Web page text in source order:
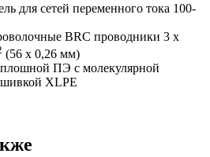
для сетей переменного тока 100-
BRC проводники 3 х
(56 х 0,26 мм)
ПЭ с молекулярной
XLPE